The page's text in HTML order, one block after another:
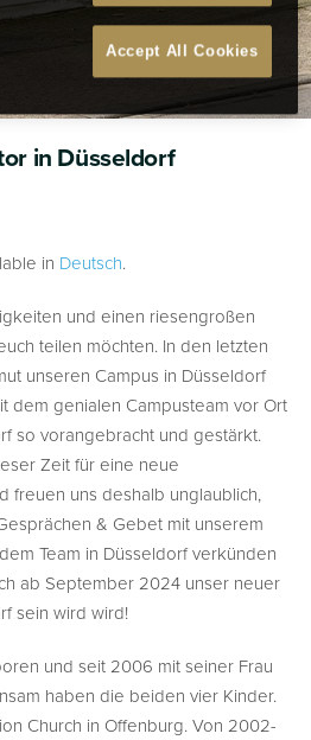
in Düsseldorf
in Deutsch.
und einen riesengroßen
teilen möchten. In den letzten
unseren Campus in Düsseldorf
dem genialen Campusteam vor Ort
so vorangebracht und gestärkt.
Zeit für eine neue
freuen uns deshalb unglaublich,
& Gebet mit unserem
Team in Düsseldorf verkünden
ab September 2024 unser neuer
sein wird wird!
und seit 2006 mit seiner Frau
haben die beiden vier Kinder.
Church in Offenburg. Von 2002-
Accept All Cookies